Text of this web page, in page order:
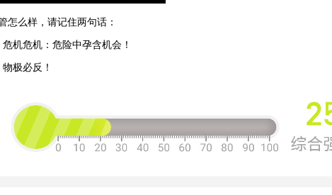
怎么样，请记住两句话：
危机危机：危险中孕含机会！
物极必反！